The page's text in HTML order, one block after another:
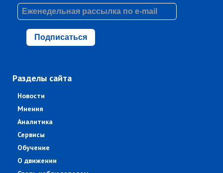
Подписаться
Разделы сайта
Новости
Мнения
Аналитика
Сервисы
Обучение
О движении